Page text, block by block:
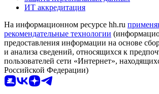
ИТ аккредитация
На информационном ресурсе hh.ru
рекомендательные технологии
предоставления информации на основе
и анализа сведений, относящихся к
пользователей сети «Интернет»,
Российской Федерации)